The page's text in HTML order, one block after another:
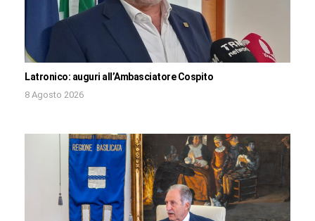
Latronico: auguri all’Ambasciatore Cospito
8 Agosto 2026